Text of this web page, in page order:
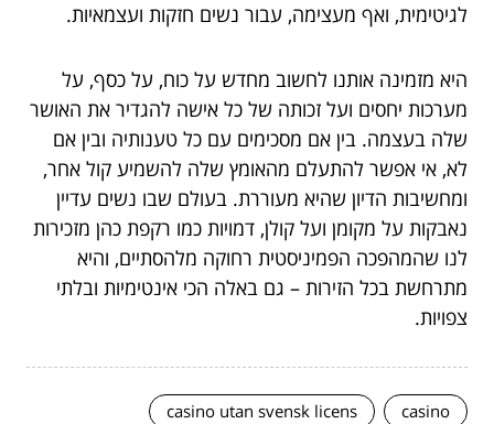
לגיטימית, ואף מעצימה, עבור נשים חזקות ועצמאיות.
היא מזמינה אותנו לחשוב מחדש על כוח, על כסף, על
מערכות יחסים ועל זכותה של כל אישה להגדיר את האושר
שלה בעצמה. בין אם מסכימים עם כל טענותיה ובין אם
לא, אי אפשר להתעלם מהאומץ שלה להשמיע קול אחר,
ומחשיבות הדיון שהיא מעוררת. בעולם שבו נשים עדיין
נאבקות על מקומן ועל קולן, דמויות כמו רקפת כהן מזכירות
לנו שהמהפכה הפמיניסטית רחוקה מלהסתיים, והיא
מתרחשת בכל הזירות – גם באלה הכי אינטימיות ובלתי
צפויות.
casino
casino utan svensk licens